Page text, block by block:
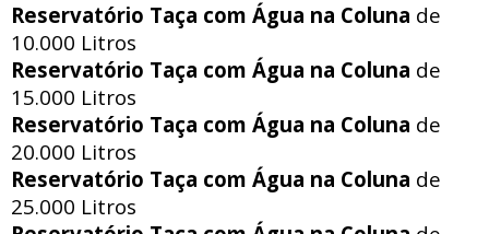
Reservatório Taça com Água na Coluna de
10.000 Litros
Reservatório Taça com Água na Coluna de
15.000 Litros
Reservatório Taça com Água na Coluna de
20.000 Litros
Reservatório Taça com Água na Coluna de
25.000 Litros